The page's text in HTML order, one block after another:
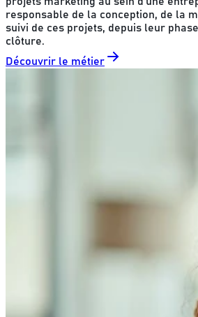
responsable de la conception, de la
suivi de ces projets, depuis leur
clôture.
Découvrir le métier